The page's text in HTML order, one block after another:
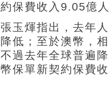
約保費收入9.05億
張玉煇指出，去年
降低；至於澳幣，
不過去年全球普遍
幣保單新契約保費